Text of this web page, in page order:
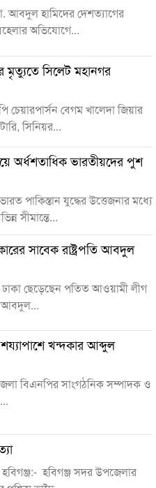
আবদুল হামিদের দেশত্যাগের
অভিযোগে...
সিলেট মহানগর
বেগম খালেদা জিয়ার
সিনিয়র...
অর্ধশতাধিক ভারতীয়দের পুশ
পাকিস্তান যুদ্ধের উত্তেজনার মধ্যে
সীমান্তে...
সাবেক রাষ্ট্রপতি আবদুল
ঢাকা ছেড়েছেন পতিত আওয়ামী লীগ
আবদুল...
খন্দকার আব্দুল
বিএনপির সাংগঠনিক সম্পাদক ও
হবিগঞ্জ সদর উপজেলার